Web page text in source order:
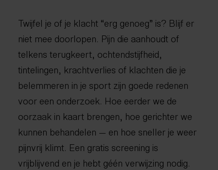
Twijfel je of je klacht “erg genoeg” is? Blijf er
niet mee doorlopen. Pijn die aanhoudt of
telkens terugkeert, ochtendstijfheid,
tintelingen, krachtverlies of klachten die je
belemmeren in je sport zijn goede redenen
voor een onderzoek. Hoe eerder we de
oorzaak in kaart brengen, hoe gerichter we
kunnen behandelen — en hoe sneller je weer
pijnvrij klimt. Een gratis screening is
vrijblijvend en je hebt géén verwijzing nodig.